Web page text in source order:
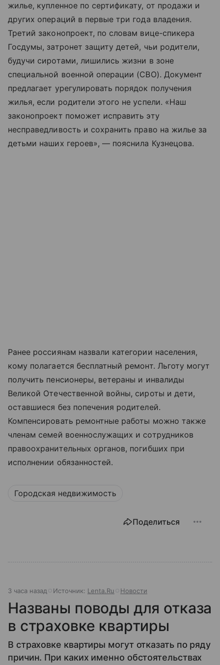
жилье, купленное по сертификату, от продажи и
других операций в первые три года владения.
Третий законопроект, по словам вице-спикера
Госдумы, затронет защиту детей, чьи родители,
будучи сиротами, лишились жизни в зоне
специальной военной операции (СВО). Документ
предлагает урегулировать порядок получения
жилья, если родители этого не успели. «Наш
законопроект поможет исправить эту
несправедливость и сохранить право на жилье за
детьми наших героев», — пояснила Кузнецова.
Ранее россиянам назвали категории населения,
кому полагается бесплатный ремонт. Льготу могут
получить пенсионеры, ветераны и инвалиды
Великой Отечественной войны, сироты и дети,
оставшиеся без попечения родителей.
Компенсировать ремонтные работы можно также
членам семей военнослужащих и сотрудников
правоохранительных органов, погибших при
исполнении обязанностей.
Городская недвижимость
Поделиться
3 часа назад Источник: Lenta.Ru Новости
Названы поводы для отказа
в страховке квартиры
В страховке квартиры могут отказать по ряду
причин. При каких именно обстоятельствах